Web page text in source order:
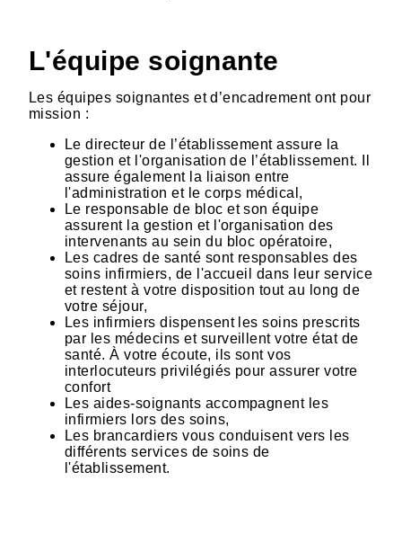
L'équipe soignante
Les équipes soignantes et d’encadrement ont pour
mission :
Le directeur de l’établissement assure la
gestion et l'organisation de l’établissement. Il
assure également la liaison entre
l'administration et le corps médical,
Le responsable de bloc et son équipe
assurent la gestion et l'organisation des
intervenants au sein du bloc opératoire,
Les cadres de santé sont responsables des
soins infirmiers, de l'accueil dans leur service
et restent à votre disposition tout au long de
votre séjour,
Les infirmiers dispensent les soins prescrits
par les médecins et surveillent votre état de
santé. À votre écoute, ils sont vos
interlocuteurs privilégiés pour assurer votre
confort
Les aides-soignants accompagnent les
infirmiers lors des soins,
Les brancardiers vous conduisent vers les
différents services de soins de
l'établissement.